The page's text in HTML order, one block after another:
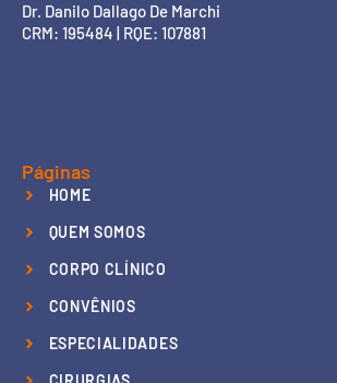
Dr. Danilo Dallago De Marchi
CRM: 195484 | RQE: 107881
Páginas
HOME
QUEM SOMOS
CORPO CLÍNICO
CONVÊNIOS
ESPECIALIDADES